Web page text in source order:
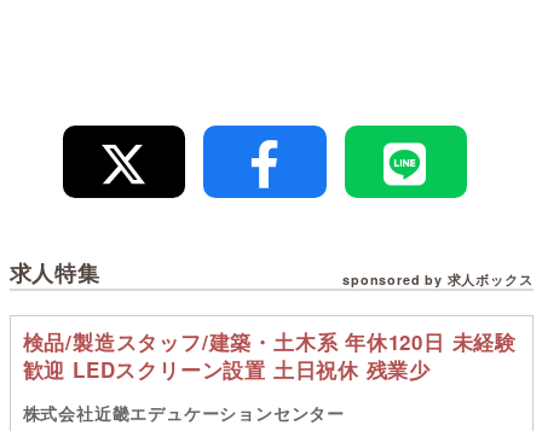
求人特集 sponsored by 求人ボックス
検品/製造スタッフ/建築・土木系 年休120日 未経験
歓迎 LEDスクリーン設置 土日祝休 残業少
株式会社近畿エデュケーションセンター